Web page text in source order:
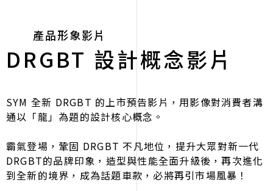
產品形象影片
DRGBT 設計概念影片
SYM 全新 DRGBT 的上市預告影片，用影像對消費者溝
通以「龍」為題的設計核心概念。
霸氣登場，鞏固 DRGBT 不凡地位，提升大眾對新一代
DRGBT的品牌印象，造型與性能全面升級後，再次進化
到全新的境界，成為話題車款，必將再引市場風暴！